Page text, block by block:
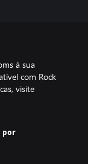
à sua
com Rock
visite
por